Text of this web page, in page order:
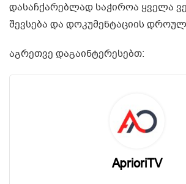
დასაჩქარებლად საჭიროა ყველა
შევსება და დოკუმენტაციის
აგრეთვე დაგაინტერესებთ:
AprioriTV